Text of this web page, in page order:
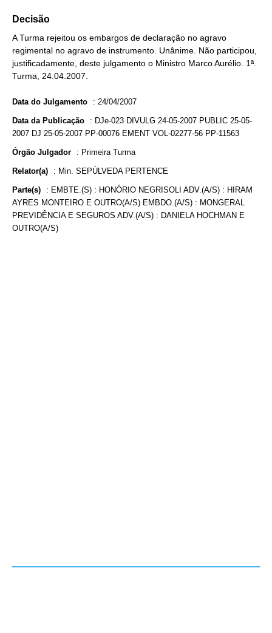
Decisão
A Turma rejeitou os embargos de declaração no agravo
regimental no agravo de instrumento. Unânime. Não participou,
justificadamente, deste julgamento o Ministro Marco Aurélio. 1ª.
Turma, 24.04.2007.
Data do Julgamento : 24/04/2007
Data da Publicação : DJe-023 DIVULG 24-05-2007 PUBLIC 25-05-
2007 DJ 25-05-2007 PP-00076 EMENT VOL-02277-56 PP-11563
Órgão Julgador : Primeira Turma
Relator(a) : Min. SEPÚLVEDA PERTENCE
Parte(s) : EMBTE.(S) : HONÓRIO NEGRISOLI ADV.(A/S) : HIRAM
AYRES MONTEIRO E OUTRO(A/S) EMBDO.(A/S) : MONGERAL
PREVIDÊNCIA E SEGUROS ADV.(A/S) : DANIELA HOCHMAN E
OUTRO(A/S)